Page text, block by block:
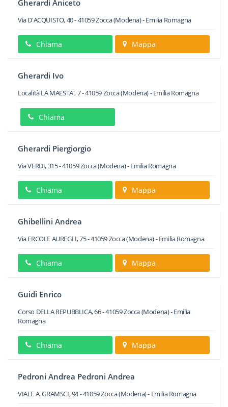
Gherardi Aniceto
Via D'ACQUISTO, 40-41059Zocca(Modena) -Emilia Romagna
Chiama Mappa
Gherardi Ivo
Località LA MAESTA', 7-41059Zocca(Modena) -Emilia Romagna
Chiama
Gherardi Piergiorgio
Via VERDI, 315-41059Zocca(Modena) -Emilia Romagna
Chiama Mappa
Ghibellini Andrea
Via ERCOLE AUREGLI, 75-41059Zocca(Modena) -Emilia Romagna
Chiama Mappa
Guidi Enrico
Corso DELLA REPUBBLICA, 66-41059Zocca(Modena) -Emilia
Romagna
Chiama Mappa
Pedroni Andrea Pedroni Andrea
VIALE A. GRAMSCI, 94-41059Zocca(Modena) - Emilia Romagna